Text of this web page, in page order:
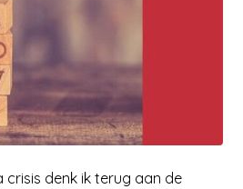
crisis denk ik terug aan de